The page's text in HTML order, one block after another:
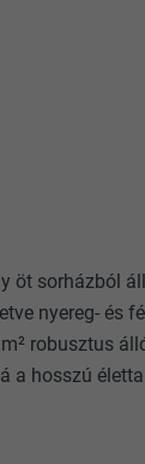
öt sorházból
nyereg- és
robusztus
a hosszú